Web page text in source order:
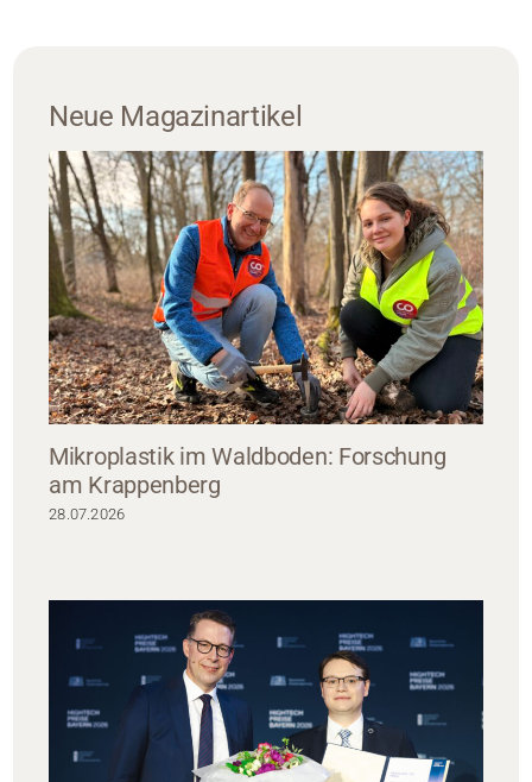
Neue Magazinartikel
Mikroplastik im Waldboden: Forschung
am Krappenberg
28.07.2026